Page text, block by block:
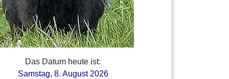
Das Datum heute ist:
Samstag, 8. August 2026